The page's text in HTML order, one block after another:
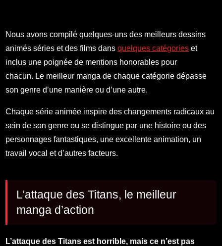
Nous avons compilé quelques-uns des meilleurs dessins
animés séries et des films dansquelques catégories et
inclus une poignée de mentions honorables pour
chacun. Le meilleur manga de chaque catégorie dépasse
son genre d’une manière ou d’une autre.
Chaque série animée inspire des changements radicaux au
sein de son genre ou se distingue par une histoire ou des
personnages fantastiques, une excellente animation, un
travail vocal et d’autres facteurs.
L’attaque des Titans, le meilleur
manga d’action
L’attaque des Titans est horrible, mais ce n’est pas